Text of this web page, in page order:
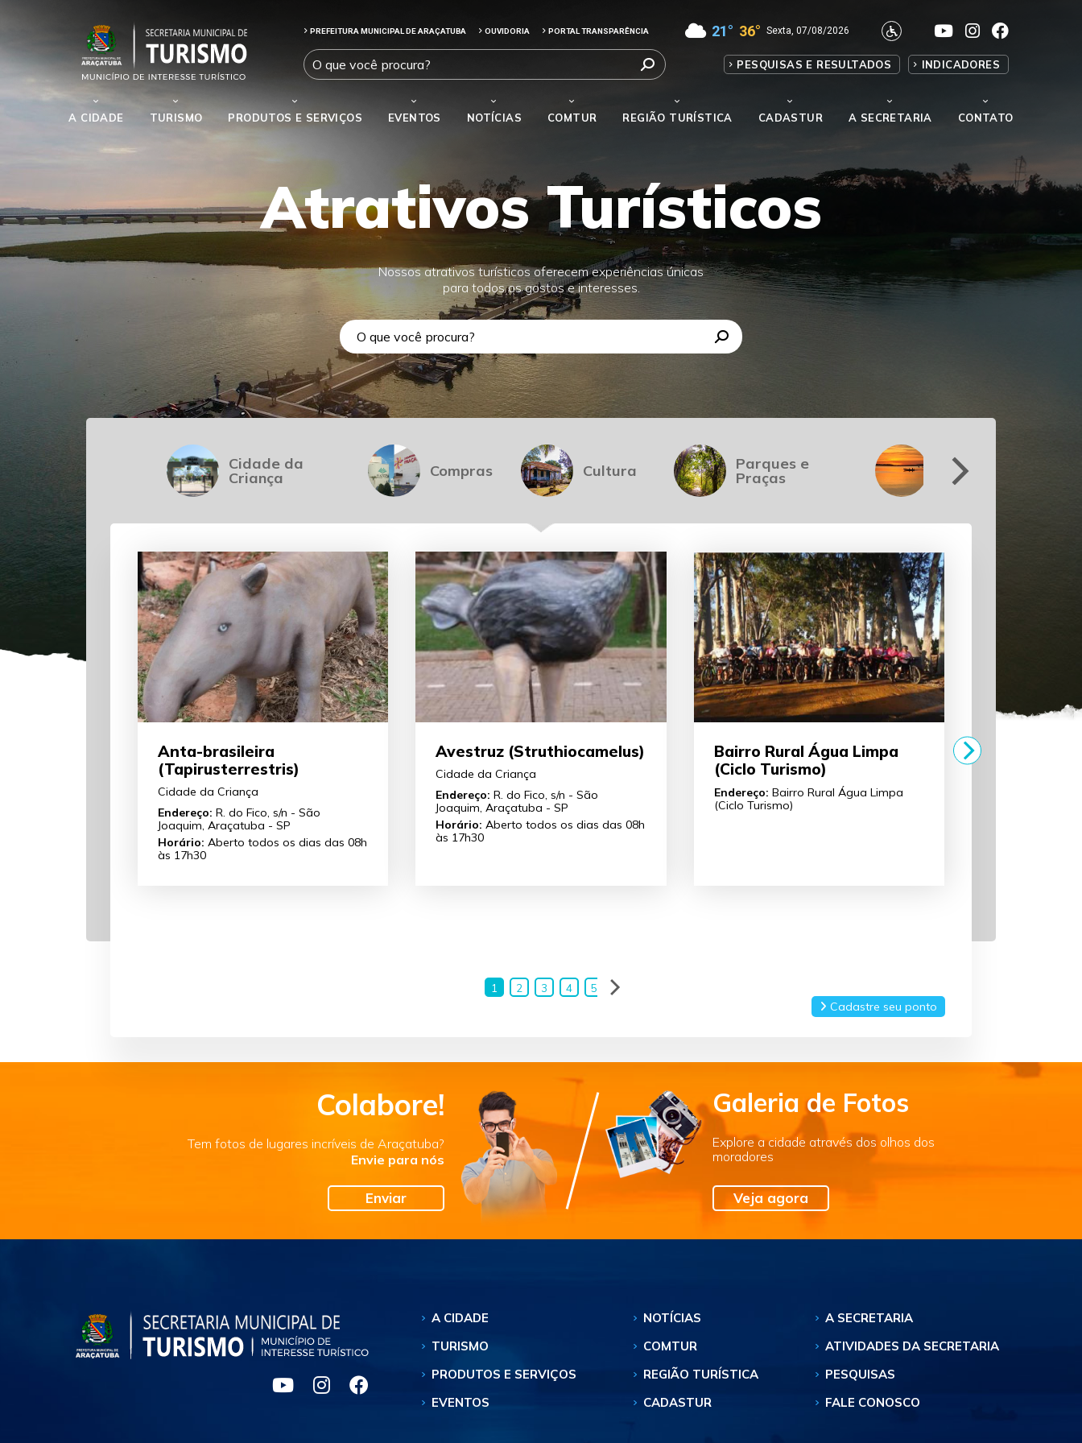
PREFEITURA MUNICIPAL DE ARAÇATUBA OUVIDORIA PORTAL TRANSPARÊNCIA 21° 36° Sexta, 07/08/2026
PESQUISAS E RESULTADOS INDICADORES
A CIDADE TURISMO PRODUTOS E SERVIÇOS EVENTOS NOTÍCIAS COMTUR REGIÃO TURÍSTICA CADASTUR A SECRETARIA CONTATO
Atrativos Turísticos
Nossos atrativos turísticos oferecem experiências únicas
para todos os gostos e interesses.
Cidade da
Criança Compras Cultura Parques e
Praças
Pesca e
Náutica
Anta-brasileira
(Tapirusterrestris)
Cidade da Criança
Endereço: R. do Fico, s/n - São
Joaquim, Araçatuba - SP
Horário: Aberto todos os dias das 08h
às 17h30
Avestruz (Struthiocamelus)
Cidade da Criança
Endereço: R. do Fico, s/n - São
Joaquim, Araçatuba - SP
Horário: Aberto todos os dias das 08h
às 17h30
Bairro Rural Água Limpa
(Ciclo Turismo)
Endereço: Bairro Rural Água Limpa
(Ciclo Turismo)
Cadastre seu ponto
Colabore!
Tem fotos de lugares incríveis de Araçatuba?
Envie para nós
Enviar
Galeria de Fotos
Explore a cidade através dos olhos dos
moradores
Veja agora
A CIDADE
TURISMO
PRODUTOS E SERVIÇOS
EVENTOS
NOTÍCIAS
COMTUR
REGIÃO TURÍSTICA
CADASTUR
A SECRETARIA
ATIVIDADES DA SECRETARIA
PESQUISAS
FALE CONOSCO